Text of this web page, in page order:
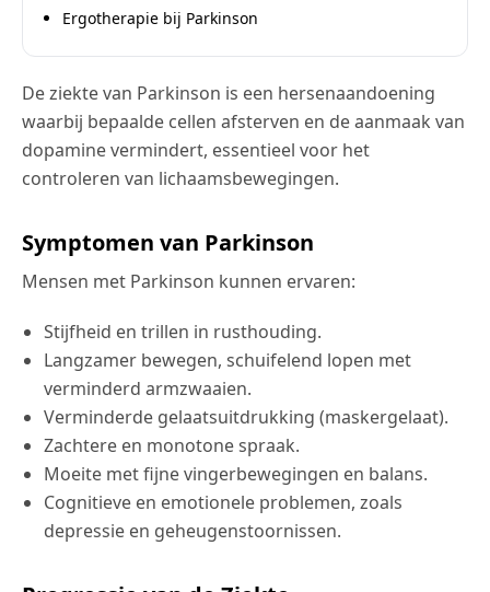
Ergotherapie bij Parkinson
De ziekte van Parkinson is een hersenaandoening
waarbij bepaalde cellen afsterven en de aanmaak van
dopamine vermindert, essentieel voor het
controleren van lichaamsbewegingen.
Symptomen van Parkinson
Mensen met Parkinson kunnen ervaren:
Stijfheid en trillen in rusthouding.
Langzamer bewegen, schuifelend lopen met
verminderd armzwaaien.
Verminderde gelaatsuitdrukking (maskergelaat).
Zachtere en monotone spraak.
Moeite met fijne vingerbewegingen en balans.
Cognitieve en emotionele problemen, zoals
depressie en geheugenstoornissen.